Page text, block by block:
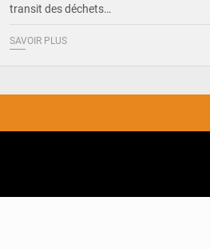
transit des déchets…
SAVOIR PLUS